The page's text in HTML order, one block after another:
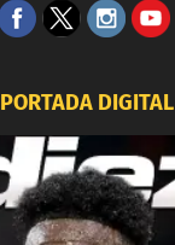
PORTADA DIGITAL